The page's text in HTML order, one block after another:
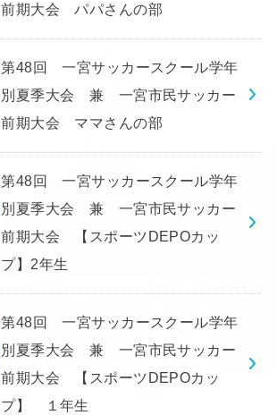
前期大会 パパさんの部
第48回 一宮サッカースクール学年
別夏季大会 兼 一宮市民サッカー
前期大会 ママさんの部
第48回 一宮サッカースクール学年
別夏季大会 兼 一宮市民サッカー
前期大会 【スポーツDEPOカッ
プ】2年生
第48回 一宮サッカースクール学年
別夏季大会 兼 一宮市民サッカー
前期大会 【スポーツDEPOカッ
プ】 １年生